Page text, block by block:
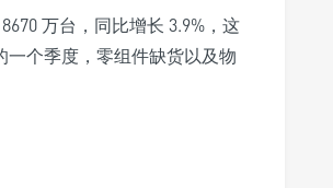
万台 ，同比增长 3.9%，这
一个季度，零组件缺货以及物